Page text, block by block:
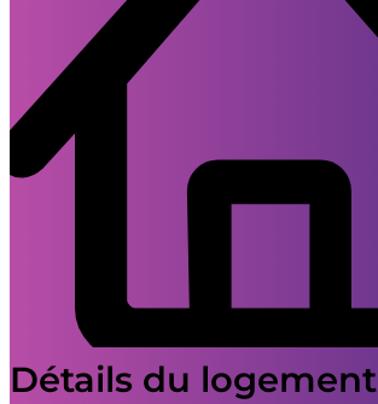
Détails du logement